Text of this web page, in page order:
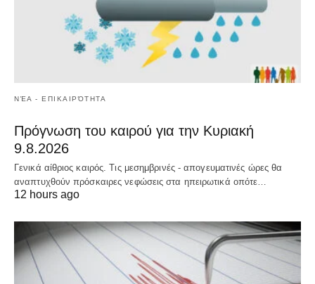
ΝΈΑ - ΕΠΙΚΑΙΡΌΤΗΤΑ
Πρόγνωση του καιρού για την Κυριακή
9.8.2026
Γενικά αίθριος καιρός. Τις μεσημβρινές - απογευματινές ώρες θα
αναπτυχθούν πρόσκαιρες νεφώσεις στα ηπειρωτικά οπότε…
12 hours ago